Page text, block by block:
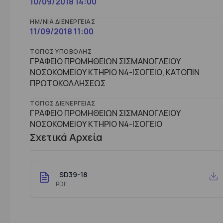
ΗΜ/ΝΊΑ ΔΙΕΝΈΡΓΕΙΑΣ
11/09/2018 11:00
ΤΌΠΟΣ ΥΠΟΒΟΛΉΣ
ΓΡΑΦΕΙΟ ΠΡΟΜΗΘΕΙΩΝ ΣΙΣΜΑΝΟΓΛΕΙΟΥ
ΝΟΣΟΚΟΜΕΙΟΥ ΚΤΗΡΙΟ Ν4-ΙΣΟΓΕΙΟ, ΚΑΤΟΠΙΝ
ΠΡΩΤΟΚΟΛΛΗΣΕΩΣ
ΤΌΠΟΣ ΔΙΕΝΈΡΓΕΙΑΣ
ΓΡΑΦΕΙΟ ΠΡΟΜΗΘΕΙΩΝ ΣΙΣΜΑΝΟΓΛΕΙΟΥ
ΝΟΣΟΚΟΜΕΙΟΥ ΚΤHΡΙΟ Ν4-ΙΣΟΓΕΙΟ
Σχετικά Αρχεία
SD39-18
.PDF